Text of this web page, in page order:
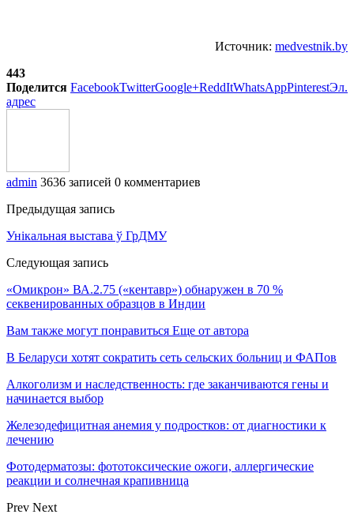
Источник: medvestnik.by
443
Поделится FacebookTwitterGoogle+ReddItWhatsAppPinterestЭл.
адрес
admin 3636 записей 0 комментариев
Предыдущая запись
Унікальная выстава ў ГрДМУ
Следующая запись
«Омикрон» ВА.2.75 («кентавр») обнаружен в 70 %
секвенированных образцов в Индии
Вам также могут понравиться Еще от автора
В Беларуси хотят сократить сеть сельских больниц и ФАПов
Алкоголизм и наследственность: где заканчиваются гены и
начинается выбор
Железодефицитная анемия у подростков: от диагностики к
лечению
Фотодерматозы: фототоксические ожоги, аллергические
реакции и солнечная крапивница
Prev Next